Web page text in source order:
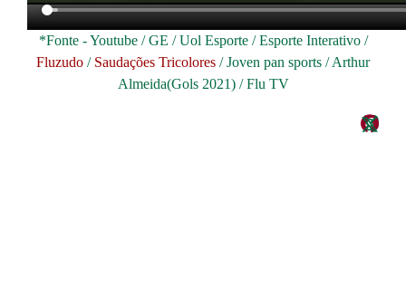
*Fonte - Youtube / GE / Uol Esporte / Esporte Interativo /
Fluzudo / Saudações Tricolores / Joven pan sports / Arthur
Almeida(Gols 2021) / Flu TV